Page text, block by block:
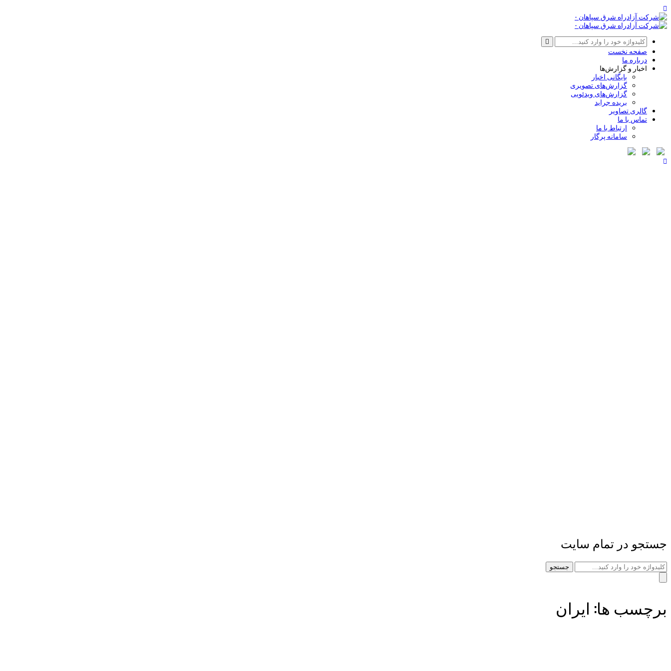
صفحه نخست
درباره ما
اخبار و گزارش‌ها
بایگانی اخبار
گزارش‌های تصویری
گزارش‌های ویدئویی
بریده جراید
گالری تصاویر
تماس با ما
ارتباط با ما
سامانه پرگار
جستجو در تمام سایت
جستجو
برچسب ها: ایران